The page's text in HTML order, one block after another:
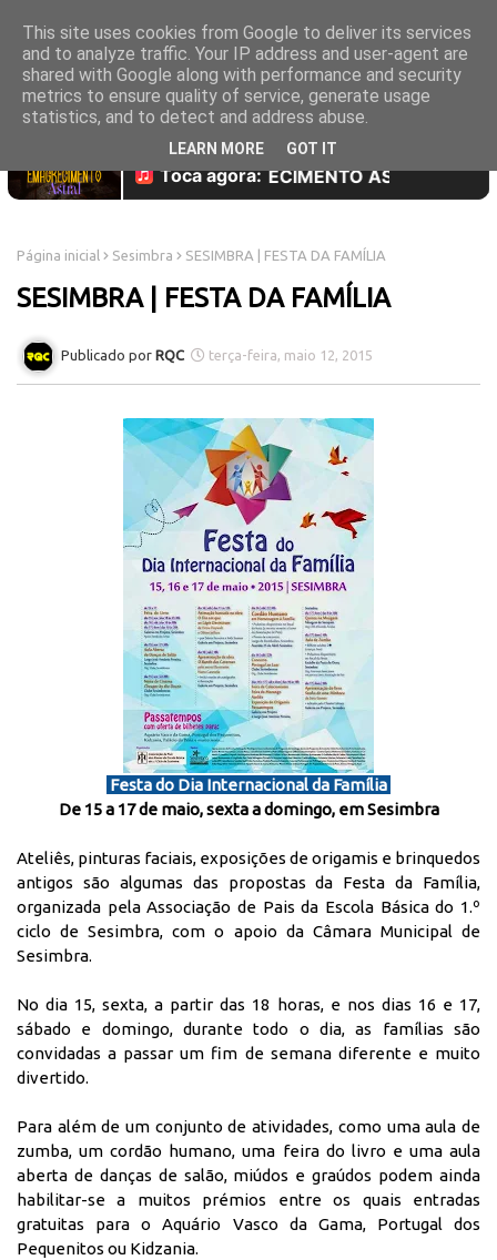
Página inicial Sesimbra SESIMBRA | FESTA DA FAMÍLIA
SESIMBRA | FESTA DA FAMÍLIA
RQC terça-feira, maio 12, 2015
Festa do Dia Internacional da Família
De 15 a 17 de maio, sexta a domingo, em Sesimbra
Ateliês, pinturas faciais, exposições de origamis e brinquedos
antigos são algumas das propostas da Festa da Família,
organizada pela Associação de Pais da Escola Básica do 1.º
ciclo de Sesimbra, com o apoio da Câmara Municipal de
Sesimbra.
No dia 15, sexta, a partir das 18 horas, e nos dias 16 e 17,
sábado e domingo, durante todo o dia, as famílias são
convidadas a passar um fim de semana diferente e muito
divertido.
Para além de um conjunto de atividades, como uma aula de
zumba, um cordão humano, uma feira do livro e uma aula
aberta de danças de salão, miúdos e graúdos podem ainda
habilitar-se a muitos prémios entre os quais entradas
gratuitas para o Aquário Vasco da Gama, Portugal dos
Pequenitos ou Kidzania.
This site uses cookies from Google to deliver its services
and to analyze traffic. Your IP address and user-agent are
shared with Google along with performance and security
metrics to ensure quality of service, generate usage
statistics, and to detect and address abuse.
LEARN MORE GOT IT